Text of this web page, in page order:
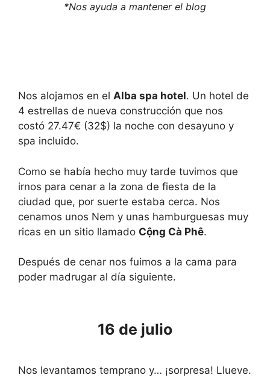
*Nos ayuda a mantener el blog
Nos alojamos en el Alba spa hotel. Un hotel de
4 estrellas de nueva construcción que nos
costó 27.47€ (32$) la noche con desayuno y
spa incluido.
Como se había hecho muy tarde tuvimos que
irnos para cenar a la zona de fiesta de la
ciudad que, por suerte estaba cerca. Nos
cenamos unos Nem y unas hamburguesas muy
ricas en un sitio llamado Cộng Cà Phê.
Después de cenar nos fuimos a la cama para
poder madrugar al día siguiente.
16 de julio
Nos levantamos temprano y… ¡sorpresa! Llueve.